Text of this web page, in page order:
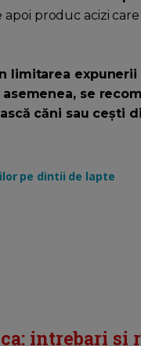
produc acizi
limitarea
se
căni sau cești
pe dintii de lapte
intrebari si